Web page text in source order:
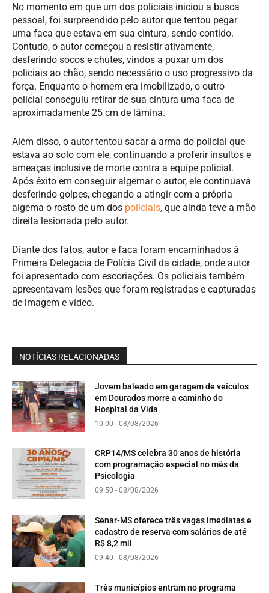
No momento em que um dos policiais iniciou a busca
pessoal, foi surpreendido pelo autor que tentou pegar
uma faca que estava em sua cintura, sendo contido.
Contudo, o autor começou a resistir ativamente,
desferindo socos e chutes, vindos a puxar um dos
policiais ao chão, sendo necessário o uso progressivo da
força. Enquanto o homem era imobilizado, o outro
policial conseguiu retirar de sua cintura uma faca de
aproximadamente 25 cm de lâmina.
Além disso, o autor tentou sacar a arma do policial que
estava ao solo com ele, continuando a proferir insultos e
ameaças inclusive de morte contra a equipe policial.
Após êxito em conseguir algemar o autor, ele continuava
desferindo golpes, chegando a atingir com a própria
algema o rosto de um dos policiais, que ainda teve a mão
direita lesionada pelo autor.
Diante dos fatos, autor e faca foram encaminhados à
Primeira Delegacia de Polícia Civil da cidade, onde autor
foi apresentado com escoriações. Os policiais também
apresentavam lesões que foram registradas e capturadas
de imagem e vídeo.
NOTÍCIAS RELACIONADAS
Jovem baleado em garagem de veículos
em Dourados morre a caminho do
Hospital da Vida
10:00 - 08/08/2026
CRP14/MS celebra 30 anos de história
com programação especial no mês da
Psicologia
09:50 - 08/08/2026
Senar-MS oferece três vagas imediatas e
cadastro de reserva com salários de até
R$ 8,2 mil
09:40 - 08/08/2026
Três municípios entram no programa